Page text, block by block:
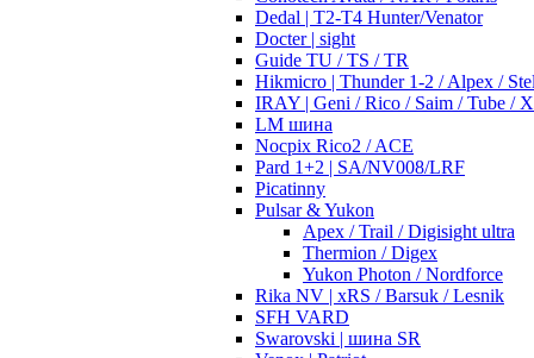
Dedal | T2-T4 Hunter/Venator
Docter | sight
Guide TU / TS / TR
Hikmicro | Thunder 1-2 / Alpex /
IRAY | Geni / Rico / Saim / Tube /
LM шина
Nocpix Rico2 / ACE
Pard 1+2 | SA/NV008/LRF
Picatinny
Pulsar & Yukon
Apex / Trail / Digisight ultra
Thermion / Digex
Yukon Photon / Nordforce
Rika NV | xRS / Barsuk / Lesnik
SFH VARD
Swarovski | шина SR